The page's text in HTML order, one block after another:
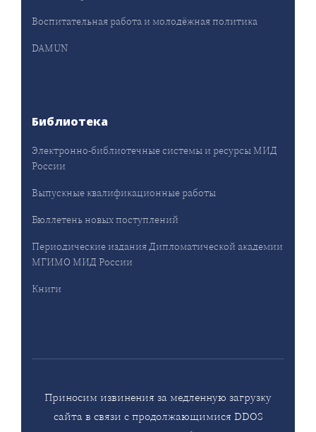
Воспитательная работа и молодёжная политика
DAMUN
Библиотека
Электронно-библиотечные системы и ресурсы МИД
России
Выпускные квалификационные работы
Бюллетень новых поступлений
Периодические издания Дипломатической академии
МГИМО МИД России
Книги
Приносим извинения за медленную загрузку
сайта в связи с продолжающимися DDOS